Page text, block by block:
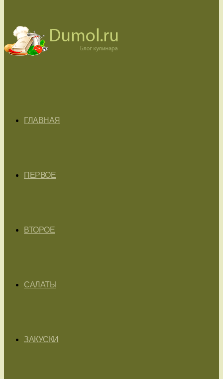
ГЛАВНАЯ
ПЕРВОЕ
ВТОРОЕ
САЛАТЫ
ЗАКУСКИ